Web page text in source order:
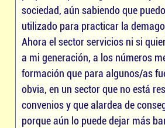
sociedad, aún sabiendo que
utilizado para practicar la
Ahora el sector servicios ni si
a mi generación, a los números
formación que para algunos/as
obvia, en un sector que no está
convenios y que alardea de
porque aún lo puede dejar más